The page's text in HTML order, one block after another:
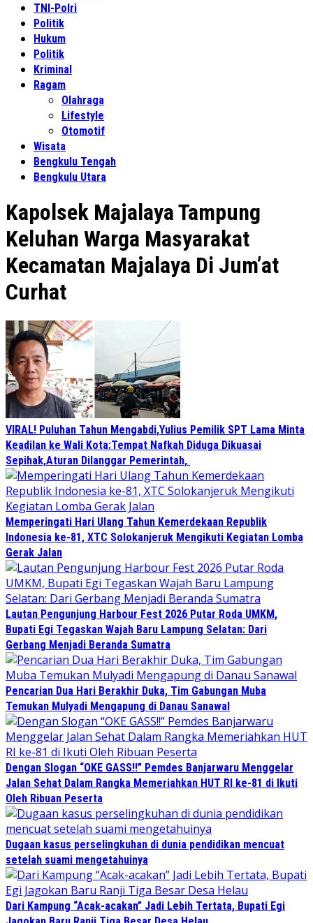
TNI-Polri
Politik
Hukum
Politik
Kriminal
Ragam
Olahraga
Lifestyle
Otomotif
Wisata
Bengkulu Tengah
Bengkulu Utara
Kapolsek Majalaya Tampung
Keluhan Warga Masyarakat
Kecamatan Majalaya Di Jum’at
Curhat
VIRAL! Puluhan Tahun Mengabdi,Yulius Pemilik SPT Lama Minta
Keadilan ke Wali Kota:Tempat Nafkah Diduga Dikuasai
Sepihak,Aturan Dilanggar Pemerintah,
Memperingati Hari Ulang Tahun Kemerdekaan Republik
Indonesia ke-81, XTC Solokanjeruk Mengikuti Kegiatan Lomba
Gerak Jalan
Lautan Pengunjung Harbour Fest 2026 Putar Roda UMKM,
Bupati Egi Tegaskan Wajah Baru Lampung Selatan: Dari
Gerbang Menjadi Beranda Sumatra
Pencarian Dua Hari Berakhir Duka, Tim Gabungan Muba
Temukan Mulyadi Mengapung di Danau Sanawal
Dengan Slogan “OKE GASS!!” Pemdes Banjarwaru Menggelar
Jalan Sehat Dalam Rangka Memeriahkan HUT RI ke-81 di Ikuti
Oleh Ribuan Peserta
Dugaan kasus perselingkuhan di dunia pendidikan mencuat
setelah suami mengetahuinya
Dari Kampung “Acak-acakan” Jadi Lebih Tertata, Bupati Egi